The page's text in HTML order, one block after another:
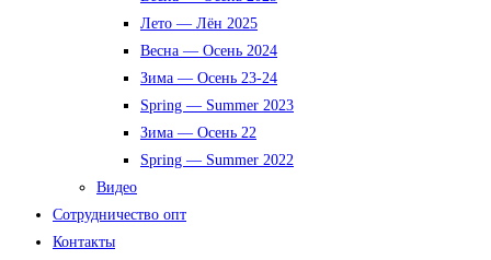
Лето — Лён 2025
Весна — Осень 2024
Зима — Осень 23-24
Spring — Summer 2023
Зима — Осень 22
Spring — Summer 2022
Видео
Сотрудничество опт
Контакты